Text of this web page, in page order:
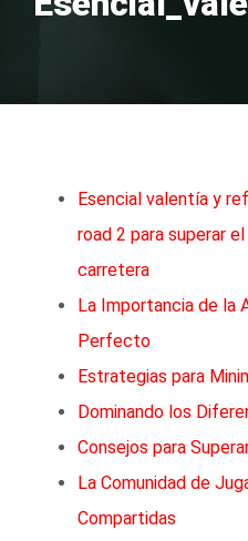
Esencial valentía y
road 2 para superar
carretera
La Importancia de la
Perfecto
Estrategias para
Dominando los
Consejos para
La Comunidad de
Compartidas